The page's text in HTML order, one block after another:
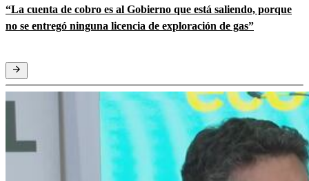
“La cuenta de cobro es al Gobierno que está saliendo, porque
no se entregó ninguna licencia de exploración de gas”